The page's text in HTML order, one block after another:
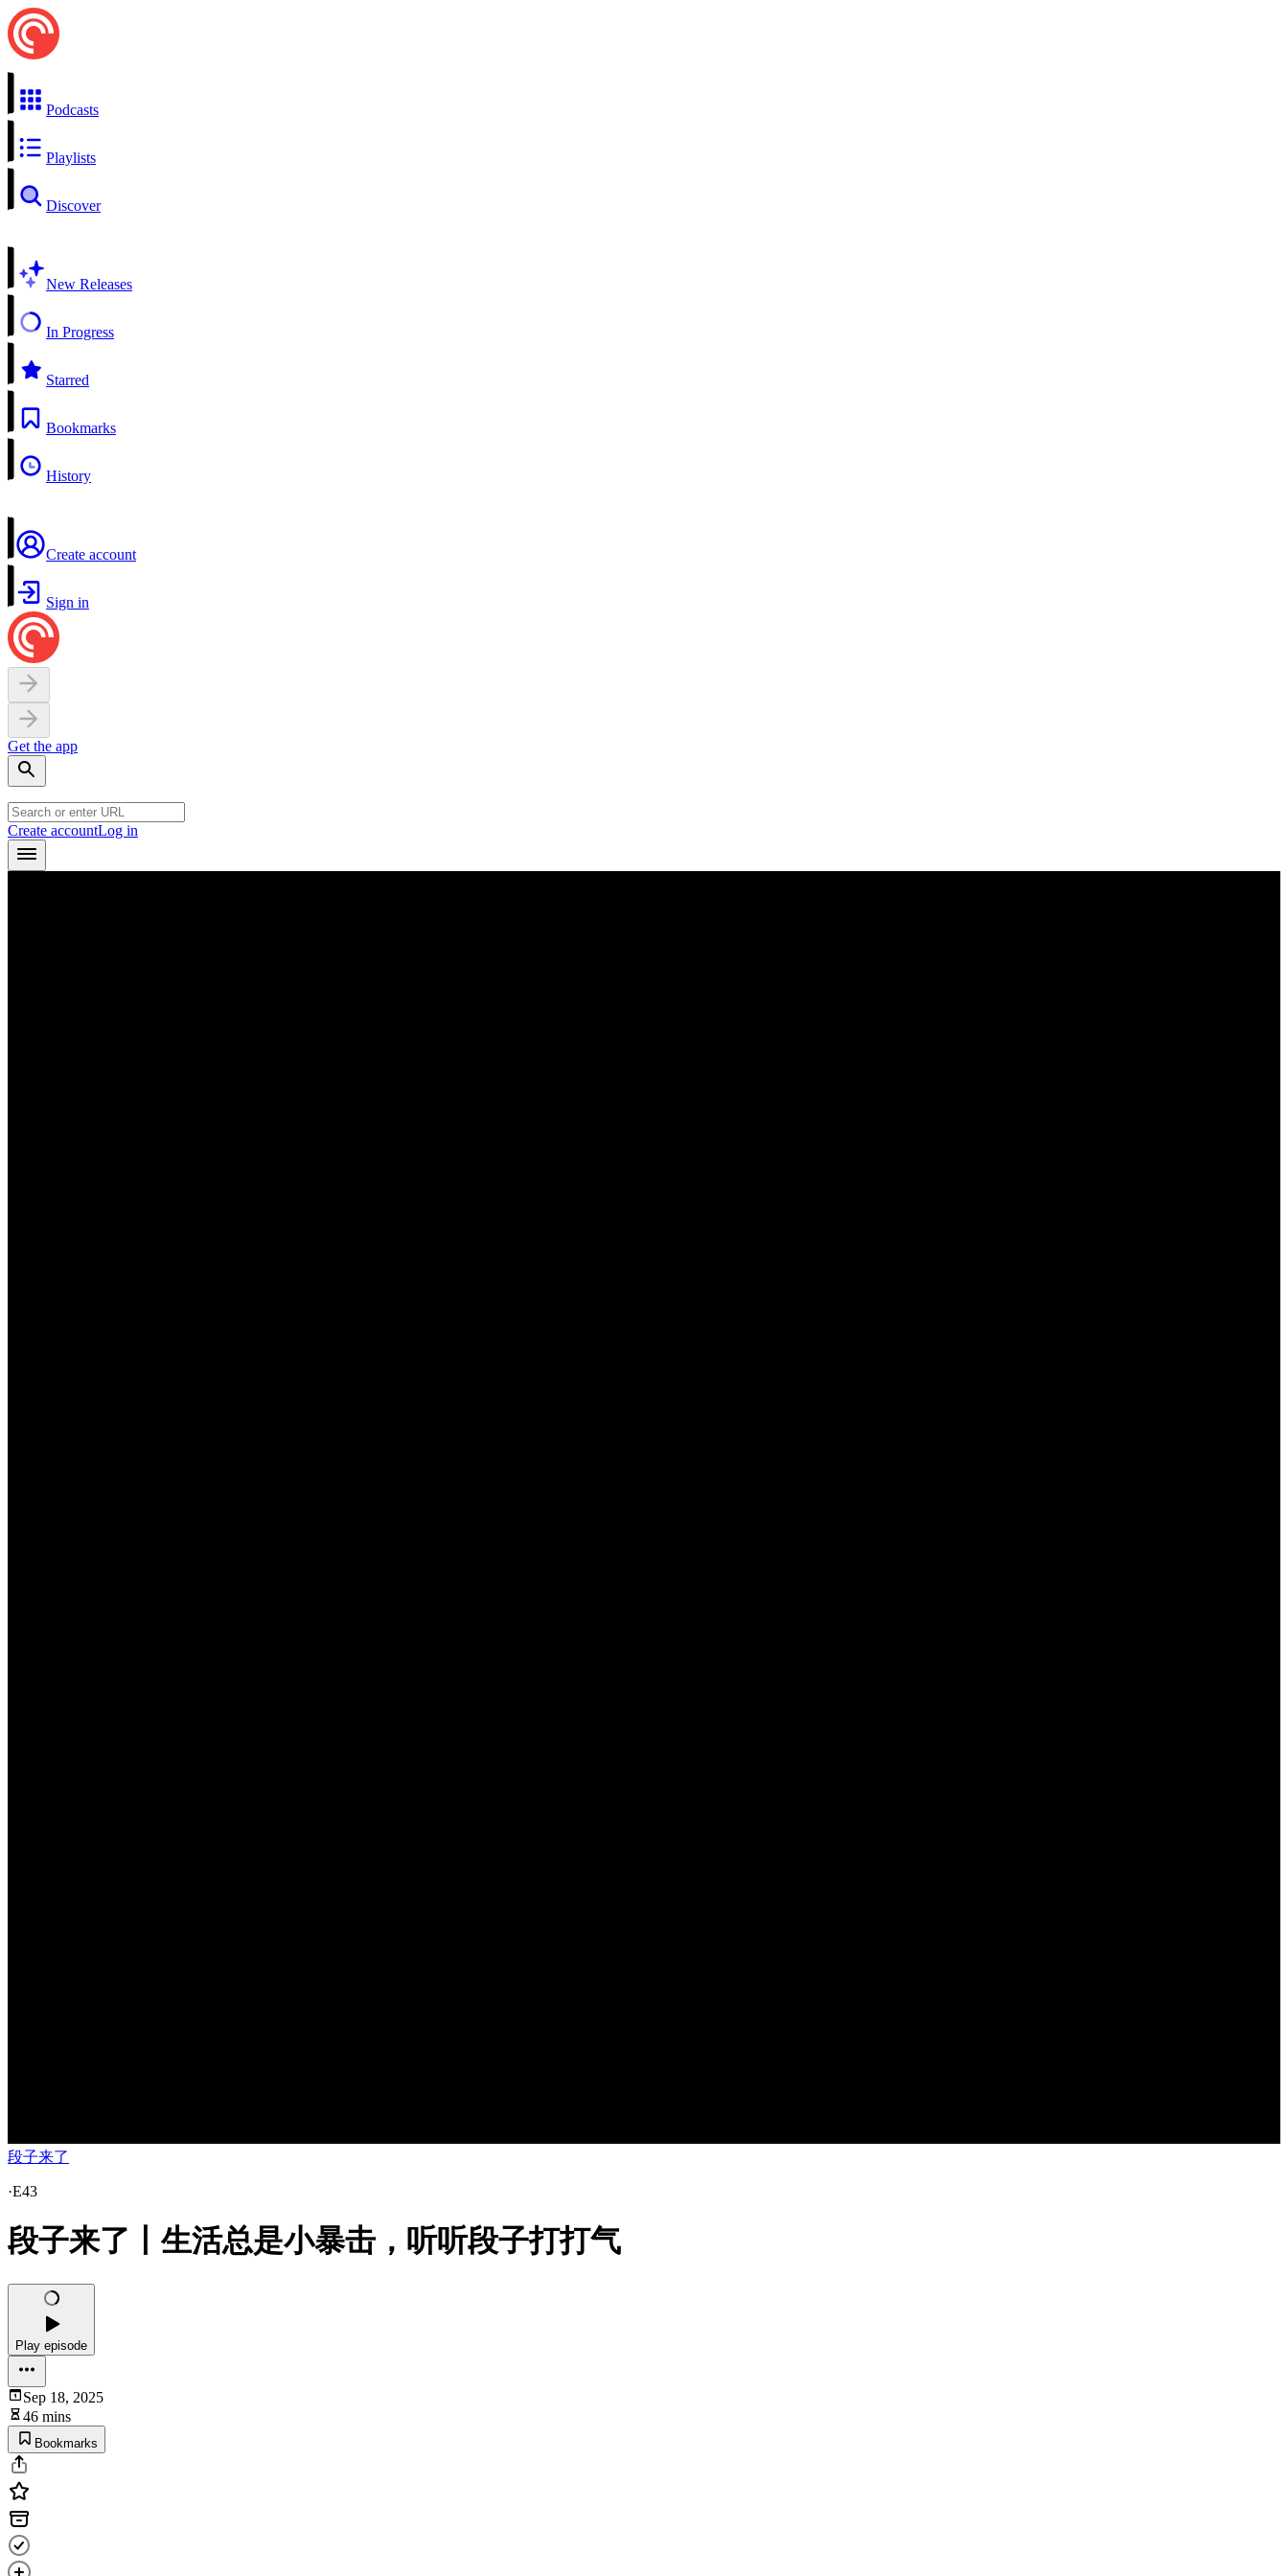
Podcasts
Playlists
Discover
New Releases
In Progress
Starred
Bookmarks
History
Create account
Sign in
Get the app
Create accountLog in
段子来了
·E43
段子来了丨生活总是小暴击，听听段子打打气
Play episode
Sep 18, 2025
46 mins
Bookmarks